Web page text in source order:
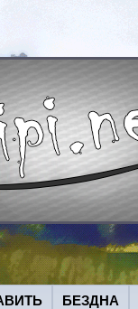
БЕЗДНА